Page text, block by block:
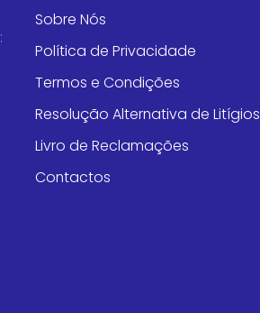
:
Sobre Nós
Política de Privacidade
Termos e Condições
Resolução Alternativa de Litígios
Livro de Reclamações
Contactos